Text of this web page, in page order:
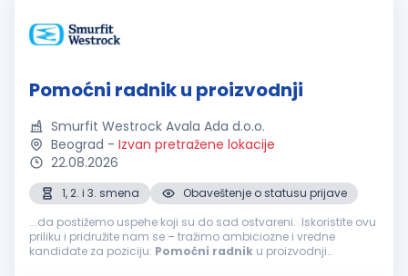
Pomoćni radnik u proizvodnji
Smurfit Westrock Avala Ada d.o.o.
Beograd - Izvan pretražene lokacije
22.08.2026
1, 2. i 3. smena
Obaveštenje o statusu prijave
...da postižemo uspehe koji su do sad ostvareni. Iskoristite ovu
priliku i pridružite nam se – tražimo ambiciozne i vredne
kandidate za poziciju: Pomoćni radnik u proizvodnji